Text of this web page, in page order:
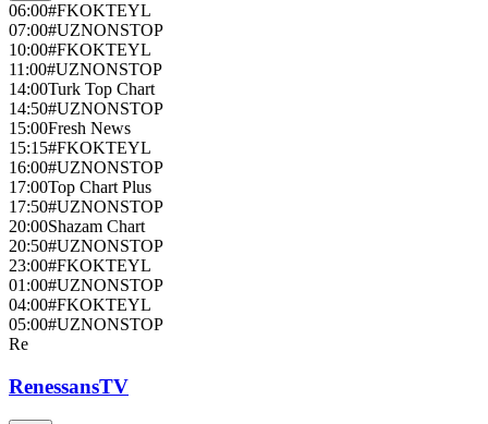
06:00#FKOKTEYL
07:00#UZNONSTOP
10:00#FKOKTEYL
11:00#UZNONSTOP
14:00Turk Top Chart
14:50#UZNONSTOP
15:00Fresh News
15:15#FKOKTEYL
16:00#UZNONSTOP
17:00Top Chart Plus
17:50#UZNONSTOP
20:00Shazam Chart
20:50#UZNONSTOP
23:00#FKOKTEYL
01:00#UZNONSTOP
04:00#FKOKTEYL
05:00#UZNONSTOP
Re
RenessansTV